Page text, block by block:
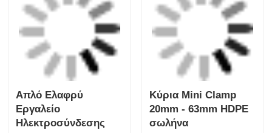
Αποστολή
ερώτησης
Αποστολή
ερώτησης
Αρχική Σελίδα Περίπου εμείς επαφή
Desktop Site
Sitemap
Πολιτική μυστικότητας
ΠοιότηταΜηχανή συγκόλλησης με πυρήναΚίνα
εργοστάσιο.Copyright © 2026 Fusion Equipment
International Company Limited. All Rights